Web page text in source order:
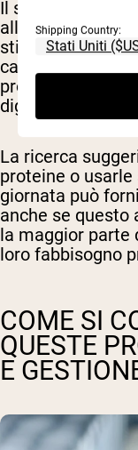
Il siero di latte
allenamento
stimolazione
caseina funziona
prolungato di
digiuno più lunghi.
La ricerca
proteine o
giornata può
anche se questo
la maggior parte
loro fabbisogno
COME SI
QUESTE
E
Shipping Country: